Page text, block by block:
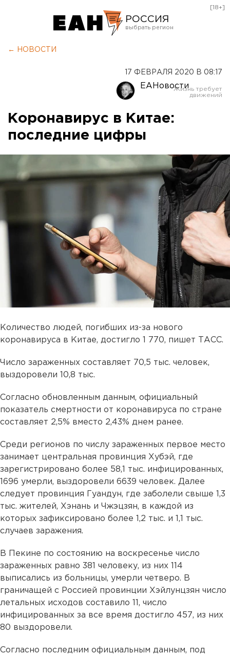
РОССИЯ
Оренбург
[18+]
← НОВОСТИ
17 ФЕВРАЛЯ 2020 В 08:17
ЕАНовости
Коронавирус в Китае:
последние цифры
Количество людей, погибших из-за нового
коронавируса в Китае, достигло 1 770, пишет ТАСС.
Число зараженных составляет 70,5 тыс. человек,
выздоровели 10,8 тыс.
Согласно обновленным данным, официальный
показатель смертности от коронавируса по стране
составляет 2,5% вместо 2,43% днем ранее.
Среди регионов по числу зараженных первое место
занимает центральная провинция Хубэй, где
зарегистрировано более 58,1 тыс. инфицированных,
1696 умерли, выздоровели 6639 человек. Далее
следует провинция Гуандун, где заболели свыше 1,3
тыс. жителей, Хэнань и Чжэцзян, в каждой из
которых зафиксировано более 1,2 тыс. и 1,1 тыс.
случаев заражения.
В Пекине по состоянию на воскресенье число
зараженных равно 381 человеку, из них 114
выписались из больницы, умерли четверо. В
граничащей с Россией провинции Хэйлунцзян число
летальных исходов составило 11, число
инфицированных за все время достигло 457, из них
80 выздоровели.
Согласно последним официальным данным, под